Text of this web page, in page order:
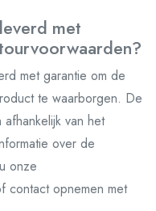
met
met garantie om de
te waarborgen. De
van het
over de
onze
contact opnemen met